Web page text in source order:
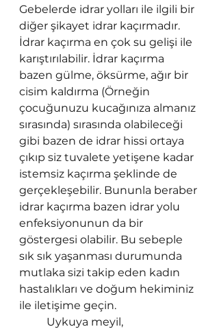
Gebelerde idrar yolları ile ilgili bir
diğer şikayet idrar kaçırmadır.
İdrar kaçırma en çok su gelişi ile
karıştırılabilir. İdrar kaçırma
bazen gülme, öksürme, ağır bir
cisim kaldırma (Örneğin
çocuğunuzu kucağınıza almanız
sırasında) sırasında olabileceği
gibi bazen de idrar hissi ortaya
çıkıp siz tuvalete yetişene kadar
istemsiz kaçırma şeklinde de
gerçekleşebilir. Bununla beraber
idrar kaçırma bazen idrar yolu
enfeksiyonunun da bir
göstergesi olabilir. Bu sebeple
sık sık yaşanması durumunda
mutlaka sizi takip eden kadın
hastalıkları ve doğum hekiminiz
ile iletişime geçin.
Uykuya meyil,